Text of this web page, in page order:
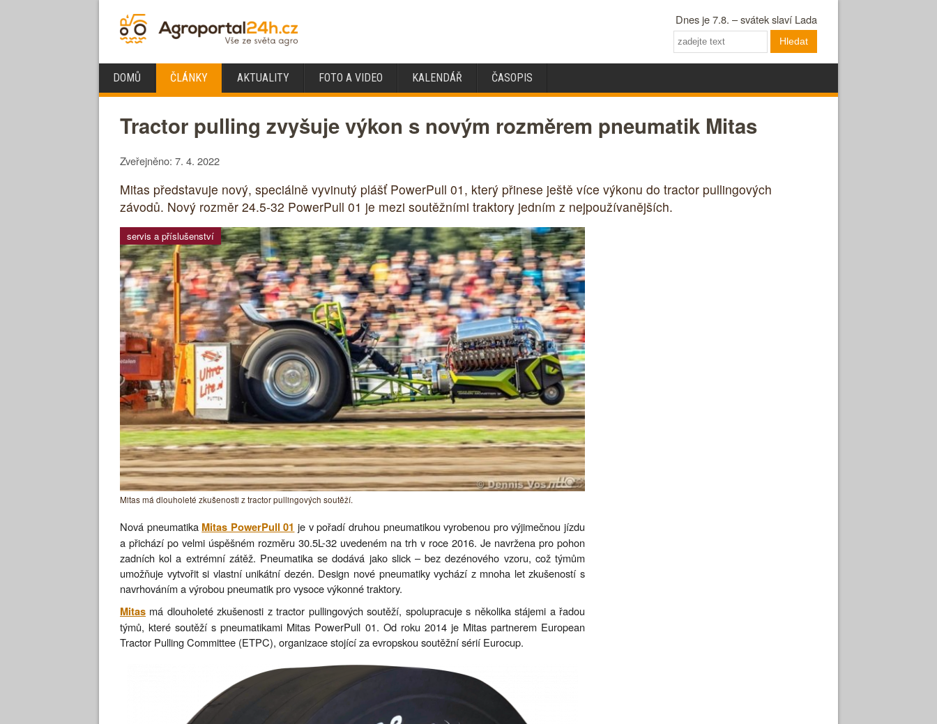
Dnes je 7.8. – svátek slaví Lada
Hledat
DOMŮ ČLÁNKY AKTUALITY FOTO A VIDEO KALENDÁŘ ČASOPIS
Tractor pulling zvyšuje výkon s novým rozměrem pneumatik Mitas
Zveřejněno: 7. 4. 2022
Mitas představuje nový, speciálně vyvinutý plášť PowerPull 01, který přinese ještě více výkonu do tractor pullingových
závodů. Nový rozměr 24.5-32 PowerPull 01 je mezi soutěžními traktory jedním z nejpoužívanějších.
servis a příslušenství
Mitas má dlouholeté zkušenosti z tractor pullingových soutěží.
Nová pneumatika Mitas PowerPull 01 je v pořadí druhou pneumatikou vyrobenou pro výjimečnou jízdu
a přichází po velmi úspěšném rozměru 30.5L-32 uvedeném na trh v roce 2016. Je navržena pro pohon
zadních kol a extrémní zátěž. Pneumatika se dodává jako slick – bez dezénového vzoru, což týmům
umožňuje vytvořit si vlastní unikátní dezén. Design nové pneumatiky vychází z mnoha let zkušeností s
navrhováním a výrobou pneumatik pro vysoce výkonné traktory.
Mitas má dlouholeté zkušenosti z tractor pullingových soutěží, spolupracuje s několika stájemi a řadou
týmů, které soutěží s pneumatikami Mitas PowerPull 01. Od roku 2014 je Mitas partnerem European
Tractor Pulling Committee (ETPC), organizace stojící za evropskou soutěžní sérií Eurocup.